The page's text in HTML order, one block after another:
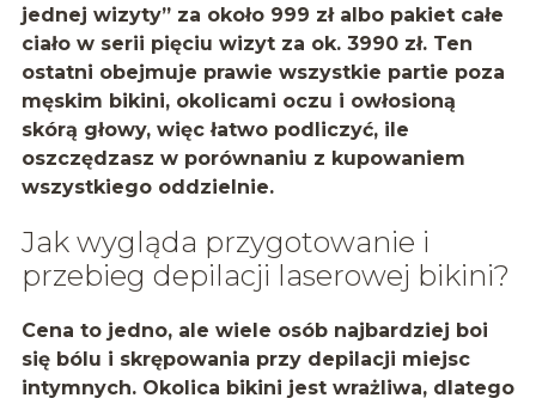
jednej wizyty” za około 999 zł albo pakiet całe
ciało w serii pięciu wizyt za ok. 3990 zł. Ten
ostatni obejmuje prawie wszystkie partie poza
męskim bikini, okolicami oczu i owłosioną
skórą głowy, więc łatwo podliczyć, ile
oszczędzasz w porównaniu z kupowaniem
wszystkiego oddzielnie.
Jak wygląda przygotowanie i
przebieg depilacji laserowej bikini?
Cena to jedno, ale wiele osób najbardziej boi
się bólu i skrępowania przy depilacji miejsc
intymnych. Okolica bikini jest wrażliwa, dlatego